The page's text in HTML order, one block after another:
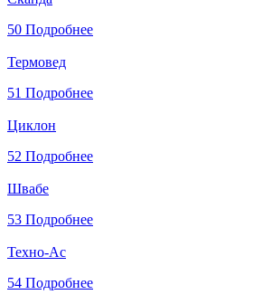
50 Подробнее
Термовед
51 Подробнее
Циклон
52 Подробнее
Швабе
53 Подробнее
Техно-Ас
54 Подробнее